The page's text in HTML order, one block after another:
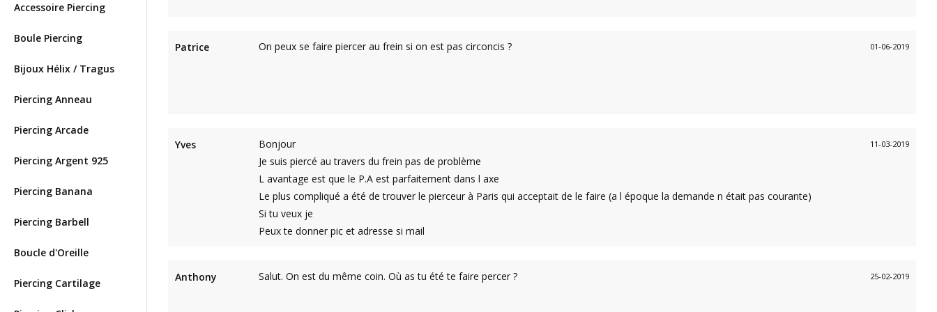
Accessoire Piercing
Boule Piercing
Bijoux Hélix / Tragus
Piercing Anneau
Piercing Arcade
Piercing Argent 925
Piercing Banana
Piercing Barbell
Boucle d'Oreille
Piercing Cartilage
Patrice 01-06-2019
On peux se faire piercer au frein si on est pas circoncis ?
Yves 11-03-2019
Bonjour
Je suis piercé au travers du frein pas de problème
L avantage est que le P.A est parfaitement dans l axe
Le plus compliqué a été de trouver le pierceur à Paris qui acceptait de le faire (a l époque la demande n était pas courante)
Si tu veux je
Peux te donner pic et adresse si mail
Anthony 25-02-2019
Salut. On est du même coin. Où as tu été te faire percer ?